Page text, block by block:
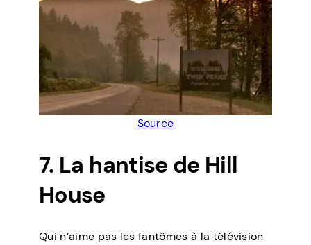
Source
7. La hantise de Hill
House
Qui n’aime pas les fantômes à la télévision